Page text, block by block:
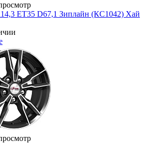
ET35 D67,1 Зиплайн (КС1042) Хай